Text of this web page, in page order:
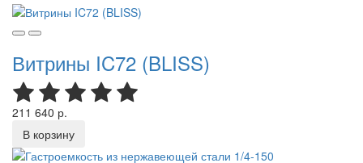
Витрины IC72 (BLISS)
211 640 р.
В корзину